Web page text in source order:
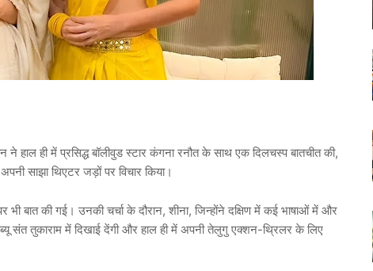
ने हाल ही में प्रसिद्ध बॉलीवुड स्टार कंगना रनौत के साथ एक दिलचस्प बातचीत की,
साझा थिएटर जड़ों पर विचार किया।
बात की गई। उनकी चर्चा के दौरान, शीना, जिन्होंने दक्षिण में कई भाषाओं में और
संत तुकाराम में दिखाई देंगी और हाल ही में अपनी तेलुगु एक्शन-थ्रिलर के लिए